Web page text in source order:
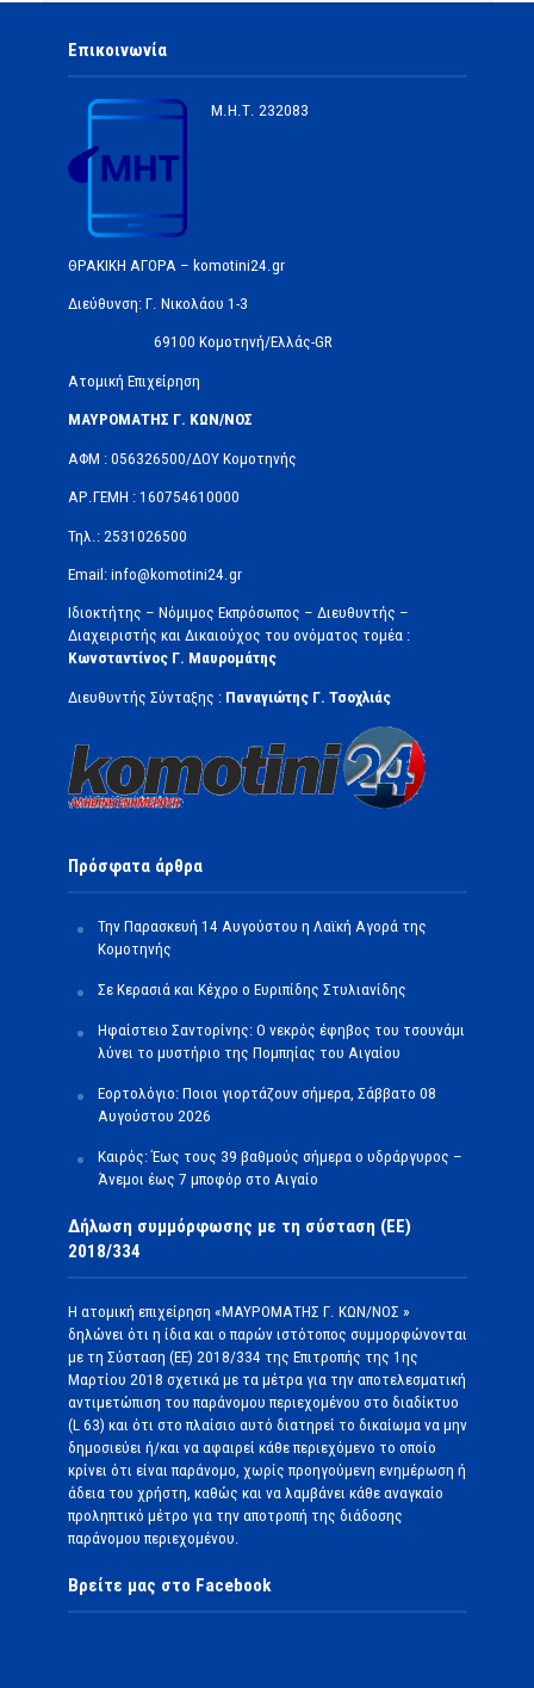
Επικοινωνία
Μ.Η.Τ. 232083
ΘΡΑΚΙΚΗ ΑΓΟΡΑ – komotini24.gr
Διεύθυνση: Γ. Νικολάου 1-3
69100 Κομοτηνή/Ελλάς-GR
Ατομική Επιχείρηση
ΜΑΥΡΟΜΑΤΗΣ Γ. ΚΩΝ/ΝΟΣ
ΑΦΜ : 056326500/ΔOΥ Κομοτηνής
ΑΡ.ΓΕΜΗ : 160754610000
Τηλ.: 2531026500
Email: info@komotini24.gr
Ιδιοκτήτης – Νόμιμος Εκπρόσωπος – Διευθυντής –
Διαχειριστής και Δικαιούχος του ονόματος τομέα :
Κωνσταντίνος Γ. Μαυρομάτης
Διευθυντής Σύνταξης : Παναγιώτης Γ. Τσοχλιάς
Πρόσφατα άρθρα
Την Παρασκευή 14 Αυγούστου η Λαϊκή Αγορά της
Κομοτηνής
Σε Κερασιά και Κέχρο ο Ευριπίδης Στυλιανίδης
Ηφαίστειο Σαντορίνης: Ο νεκρός έφηβος του τσουνάμι
λύνει το μυστήριο της Πομπηίας του Αιγαίου
Εορτολόγιο: Ποιοι γιορτάζουν σήμερα, Σάββατο 08
Αυγούστου 2026
Καιρός: Έως τους 39 βαθμούς σήμερα ο υδράργυρος –
Άνεμοι έως 7 μποφόρ στο Αιγαίο
Δήλωση συμμόρφωσης με τη σύσταση (ΕΕ)
2018/334
Η ατομική επιχείρηση «ΜΑΥΡΟΜΑΤΗΣ Γ. ΚΩΝ/ΝΟΣ »
δηλώνει ότι η ίδια και ο παρών ιστότοπος συμμορφώνονται
με τη Σύσταση (ΕΕ) 2018/334 της Επιτροπής της 1ης
Μαρτίου 2018 σχετικά με τα μέτρα για την αποτελεσματική
αντιμετώπιση του παράνομου περιεχομένου στο διαδίκτυο
(L 63) και ότι στο πλαίσιο αυτό διατηρεί το δικαίωμα να μην
δημοσιεύει ή/και να αφαιρεί κάθε περιεχόμενο το οποίο
κρίνει ότι είναι παράνομο, χωρίς προηγούμενη ενημέρωση ή
άδεια του χρήστη, καθώς και να λαμβάνει κάθε αναγκαίο
προληπτικό μέτρο για την αποτροπή της διάδοσης
παράνομου περιεχομένου.
Βρείτε μας στο Facebook